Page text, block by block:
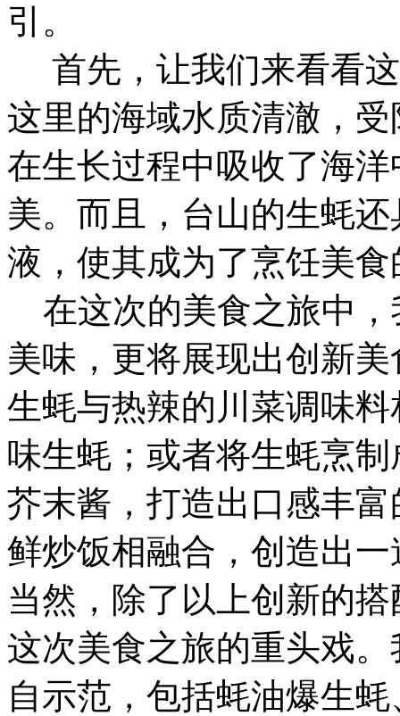
引。
首先，让我们来看看
这里的海域水质清澈，
在生长过程中吸收了海
美。而且，台山的生蚝
液，使其成为了烹饪美
在这次的美食之旅中，
美味，更将展现出创新
生蚝与热辣的川菜调味
味生蚝；或者将生蚝烹
芥末酱，打造出口感丰
鲜炒饭相融合，创造出
当然，除了以上创新的
这次美食之旅的重头戏
自示范，包括蚝油爆生